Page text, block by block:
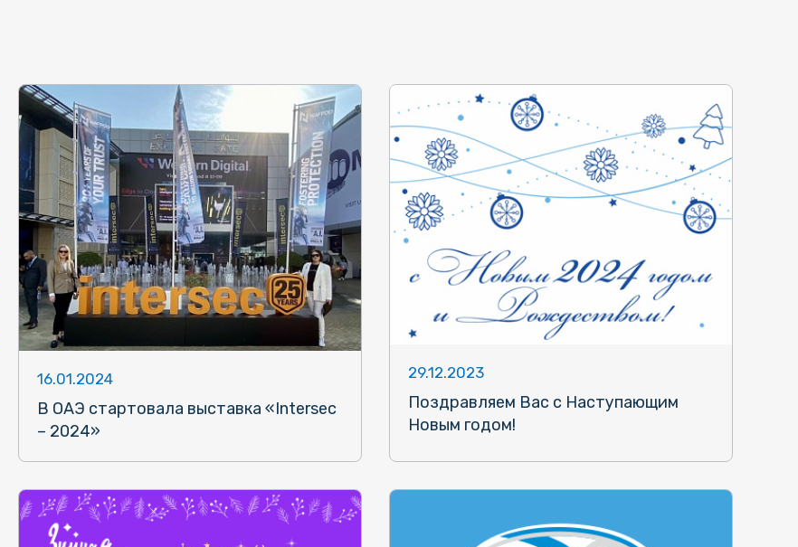
16.01.2024
В ОАЭ стартовала выставка «Intersec
– 2024»
29.12.2023
Поздравляем Вас с Наступающим
Новым годом!